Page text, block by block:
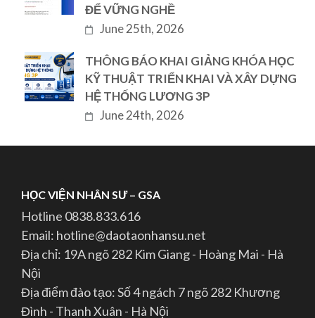
ĐỂ VỮNG NGHỀ
June 25th, 2026
THÔNG BÁO KHAI GIẢNG KHÓA HỌC
KỸ THUẬT TRIỂN KHAI VÀ XÂY DỰNG
HỆ THỐNG LƯƠNG 3P
June 24th, 2026
HỌC VIỆN NHÂN SƯ – GSA
Hotline 0838.833.616
Email: hotline@daotaonhansu.net
Địa chỉ: 19A ngõ 282 Kim Giang - Hoàng Mai - Hà
Nội
Địa điểm đào tạo: Số 4 ngách 7 ngõ 282 Khương
Đình - Thanh Xuân - Hà Nội